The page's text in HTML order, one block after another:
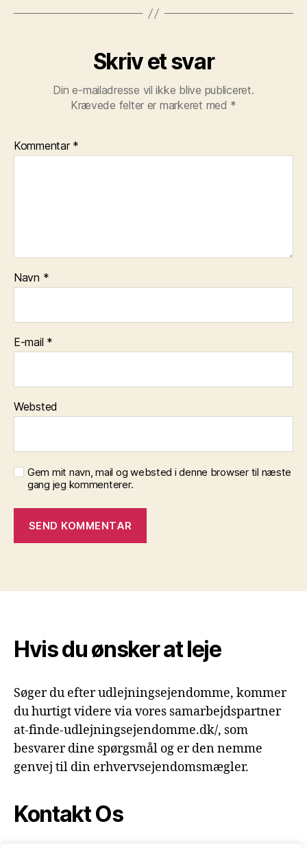
Skriv et svar
Din e-mailadresse vil ikke blive publiceret.
Krævede felter er markeret med *
Kommentar *
Navn *
E-mail *
Websted
Gem mit navn, mail og websted i denne browser til næste
gang jeg kommenterer.
Hvis du ønsker at leje
Søger du efter udlejningsejendomme, kommer
du hurtigt videre via vores samarbejdspartner
at-finde-udlejningsejendomme.dk/, som
besvarer dine spørgsmål og er den nemme
genvej til din erhvervsejendomsmægler.
Kontakt Os